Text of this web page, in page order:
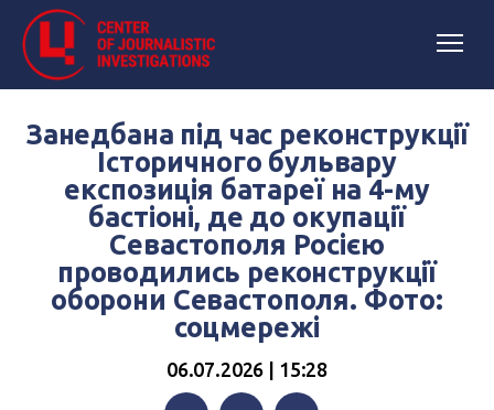
Занедбана під час реконструкції
Історичного бульвару
експозиція батареї на 4-му
бастіоні, де до окупації
Севастополя Росією
проводились реконструкції
оборони Севастополя. Фото:
соцмережі
06.07.2026 | 15:28